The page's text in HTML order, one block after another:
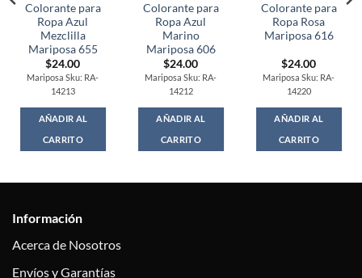
Colorante para
Ropa Azul
Mezclilla
Mariposa 655
$24.00
Mariposa Sku: RA-
14213
AÑADIR AL
CARRITO
Colorante para
Ropa Azul
Marino
Mariposa 606
$24.00
Mariposa Sku: RA-
14212
AÑADIR AL
CARRITO
Colorante para
Ropa Rosa
Mariposa 616
$24.00
Mariposa Sku: RA-
14220
AÑADIR AL
CARRITO
Información
Acerca de Nosotros
Envíos y Garantías